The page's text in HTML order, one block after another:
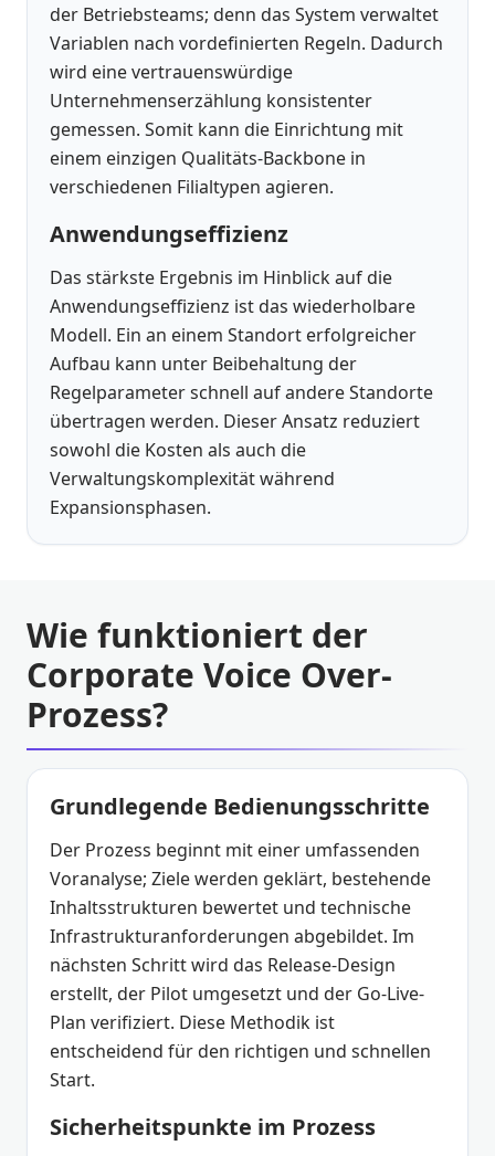
der Betriebsteams; denn das System verwaltet
Variablen nach vordefinierten Regeln. Dadurch
wird eine vertrauenswürdige
Unternehmenserzählung konsistenter
gemessen. Somit kann die Einrichtung mit
einem einzigen Qualitäts-Backbone in
verschiedenen Filialtypen agieren.
Anwendungseffizienz
Das stärkste Ergebnis im Hinblick auf die
Anwendungseffizienz ist das wiederholbare
Modell. Ein an einem Standort erfolgreicher
Aufbau kann unter Beibehaltung der
Regelparameter schnell auf andere Standorte
übertragen werden. Dieser Ansatz reduziert
sowohl die Kosten als auch die
Verwaltungskomplexität während
Expansionsphasen.
Wie funktioniert der
Corporate Voice Over-
Prozess?
Grundlegende Bedienungsschritte
Der Prozess beginnt mit einer umfassenden
Voranalyse; Ziele werden geklärt, bestehende
Inhaltsstrukturen bewertet und technische
Infrastrukturanforderungen abgebildet. Im
nächsten Schritt wird das Release-Design
erstellt, der Pilot umgesetzt und der Go-Live-
Plan verifiziert. Diese Methodik ist
entscheidend für den richtigen und schnellen
Start.
Sicherheitspunkte im Prozess